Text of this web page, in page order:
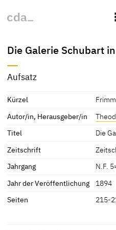
Die Galerie Schubart
Aufsatz
Kürzel
Autor/in, Herausgeber/in
Titel
Die
Zeitschrift
Jahrgang
N.F.
Jahr der Veröffentlichung
1894
Seiten
215-